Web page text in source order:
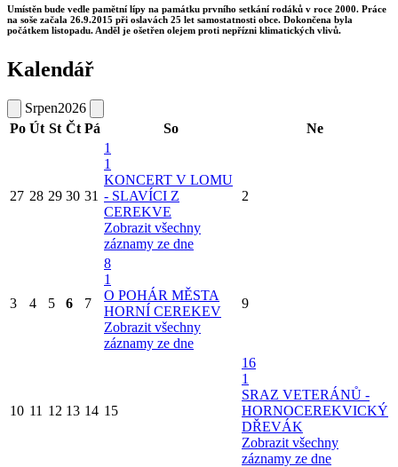
Umístěn bude vedle pamětní lípy na památku prvního setkání rodáků v roce 2000. Práce
na soše začala 26.9.2015 při oslavách 25 let samostatnosti obce. Dokončena byla
počátkem listopadu. Anděl je ošetřen olejem proti nepřízni klimatických vlivů.
Kalendář
Srpen2026
Po Út St Čt Pá So Ne
27 28 29 30 31
1
1
KONCERT V LOMU
- SLAVÍCI Z
CEREKVE
Zobrazit všechny
záznamy ze dne
2
3 4 5 6 7
8
1
O POHÁR MĚSTA
HORNÍ CEREKEV
Zobrazit všechny
záznamy ze dne
9
10 11 12 13 14 15
16
1
SRAZ VETERÁNŮ -
HORNOCEREKVICKÝ
DŘEVÁK
Zobrazit všechny
záznamy ze dne